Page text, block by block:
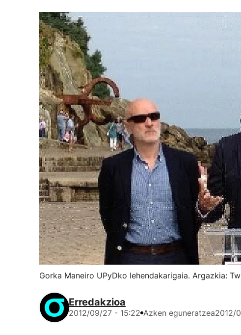
Gorka Maneiro UPyDko lehendakarigaia. Argazkia:
Erredakzioa
2012/09/27 - 15:22 Azken eguneratzea2012/